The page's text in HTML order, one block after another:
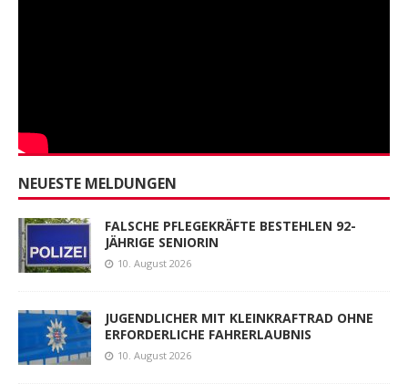
NEUESTE MELDUNGEN
FALSCHE PFLEGEKRÄFTE BESTEHLEN 92-
JÄHRIGE SENIORIN
10. August 2026
JUGENDLICHER MIT KLEINKRAFTRAD OHNE
ERFORDERLICHE FAHRERLAUBNIS
10. August 2026